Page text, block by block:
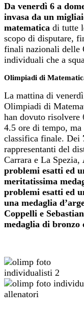
Da venerdì 6 a
invasa da un
matematica di tutte
scopo di disputare,
finali nazionali delle
individuali che a
Olimpiadi di
La mattina di
Olimpiadi di
han dovuto
4.5 ore di tempo, ma
classifica finale. Dei
rappresentanti del
Carrara e La Spezia,
problemi esatti ed
meritatissima
problemi esatti ed
una medaglia
Coppelli e
medaglia di bronzo